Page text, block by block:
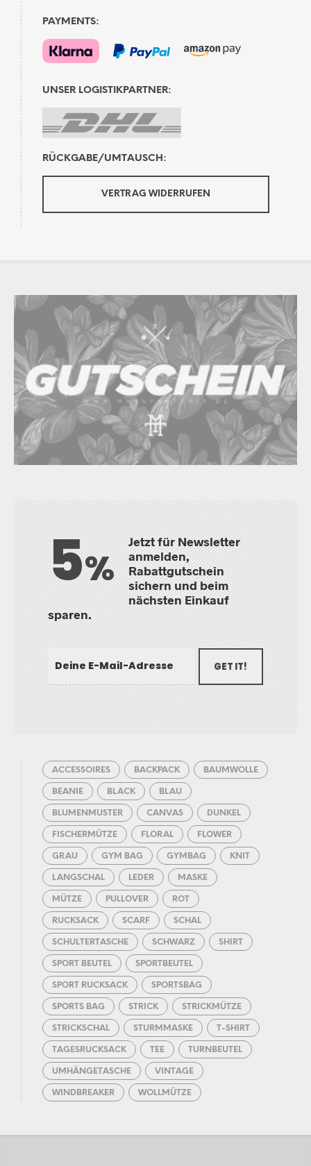
PAYMENTS:
UNSER LOGISTIKPARTNER:
RÜCKGABE/UMTAUSCH:
VERTRAG WIDERRUFEN
5%
Jetzt für Newsletter
anmelden,
Rabattgutschein
sichern und beim
nächsten Einkauf
sparen.
GET IT!
ACCESSOIRES BACKPACK BAUMWOLLE
BEANIE BLACK BLAU
BLUMENMUSTER CANVAS DUNKEL
FISCHERMÜTZE FLORAL FLOWER
GRAU GYM BAG GYMBAG KNIT
LANGSCHAL LEDER MASKE
MÜTZE PULLOVER ROT
RUCKSACK SCARF SCHAL
SCHULTERTASCHE SCHWARZ SHIRT
SPORT BEUTEL SPORTBEUTEL
SPORT RUCKSACK SPORTSBAG
SPORTS BAG STRICK STRICKMÜTZE
STRICKSCHAL STURMMASKE T-SHIRT
TAGESRUCKSACK TEE TURNBEUTEL
UMHÄNGETASCHE VINTAGE
WINDBREAKER WOLLMÜTZE